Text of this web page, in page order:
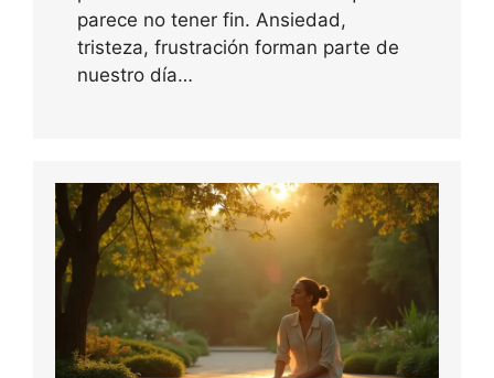
parece no tener fin. Ansiedad,
tristeza, frustración forman parte de
nuestro día…